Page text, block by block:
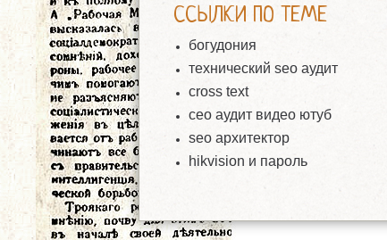
ССЫЛКИ ПО ТЕМЕ
богудония
технический seo аудит
cross text
сео аудит видео ютуб
seo архитектор
hikvision и пароль